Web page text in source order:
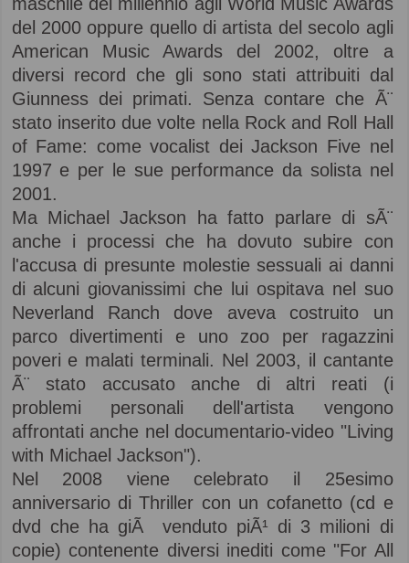
del 2000 oppure quello di artista del secolo agli
American Music Awards del 2002, oltre a
diversi record che gli sono stati attribuiti dal
Giunness dei primati. Senza contare che Ã¨
stato inserito due volte nella Rock and Roll Hall
of Fame: come vocalist dei Jackson Five nel
1997 e per le sue performance da solista nel
2001.
Ma Michael Jackson ha fatto parlare di sÃ¨
anche i processi che ha dovuto subire con
l'accusa di presunte molestie sessuali ai danni
di alcuni giovanissimi che lui ospitava nel suo
Neverland Ranch dove aveva costruito un
parco divertimenti e uno zoo per ragazzini
poveri e malati terminali. Nel 2003, il cantante
Ã¨ stato accusato anche di altri reati (i
problemi personali dell'artista vengono
affrontati anche nel documentario-video "Living
with Michael Jackson").
Nel 2008 viene celebrato il 25esimo
anniversario di Thriller con un cofanetto (cd e
dvd che ha giÃ venduto piÃ¹ di 3 milioni di
copie) contenente diversi inediti come "For All